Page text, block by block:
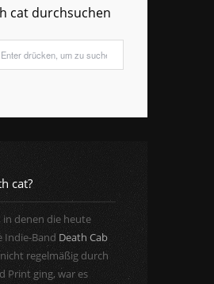
cat durchsuchen
cat?
in denen die heute
Indie-Band Death Cab
nicht regelmäßig durch
Print ging, war es